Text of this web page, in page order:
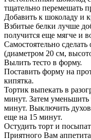
тщательно перемешать
Добавить к шоколаду и
Взбитые белки лучше
получится еще мягче и
Самостоятельно
(диаметром 20 см,
Вылить тесто в форму.
Поставить форму на
кипятка.
Тортик выпекать в
минут. Затем уменьшить
минут. Выключить
еще на 15 минут.
Остудить торт и
Приятного Вам